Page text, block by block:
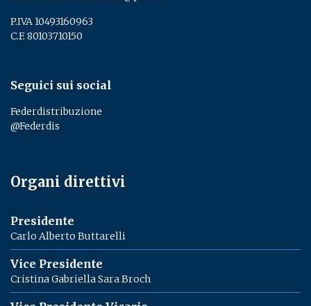
P.IVA 10493160963
C.F. 80103710150
Seguici sui social
Federdistribuzione
@Federdis
Organi direttivi
Presidente
Carlo Alberto Buttarelli
Vice Presidente
Cristina Gabriella Sara Broch